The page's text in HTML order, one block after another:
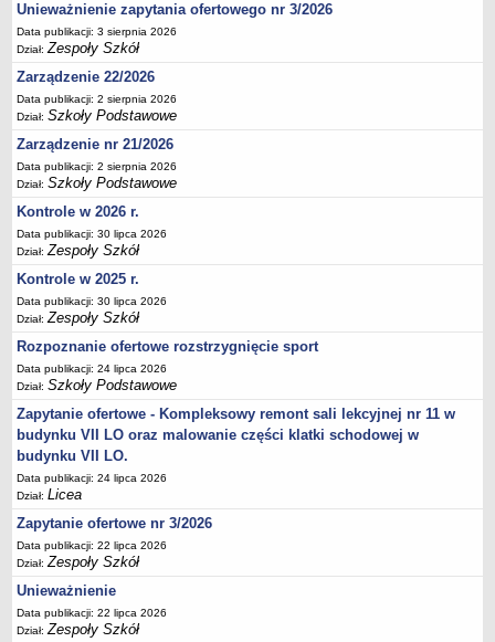
Zespół Poradni
BIURO FINANSÓW OŚWIATY
Dane podstawowe
Statut
Majątek
Godziny dyżurów
Ogłoszenia
Zarządzenia
Rejestry, ewidencje, archiwa
Kontrole
PONOWNE WYKORZYSTYWANIE
Sprawozdania
Deklaracja dostępności
DEKLARACJA DOSTĘPNOŚCI
OŚWIADCZENIA MAJĄTKOWE
PONOWNE WYKORZYSTYWANIE
UDOSTĘPNIANIE INFORMACJI PUBLICZNEJ
OCHRONA DANYCH OSOBOWYCH
Unieważnienie zapytania ofertowego nr 3/2026
Data publikacji: 3 sierpnia 2026
Dział:Zespoły Szkół
Zarządzenie 22/2026
Data publikacji: 2 sierpnia 2026
Dział:Szkoły Podstawowe
Zarządzenie nr 21/2026
Data publikacji: 2 sierpnia 2026
Dział:Szkoły Podstawowe
Kontrole w 2026 r.
Data publikacji: 30 lipca 2026
Dział:Zespoły Szkół
Kontrole w 2025 r.
Data publikacji: 30 lipca 2026
Dział:Zespoły Szkół
Rozpoznanie ofertowe rozstrzygnięcie sport
Data publikacji: 24 lipca 2026
Dział:Szkoły Podstawowe
Zapytanie ofertowe - Kompleksowy remont sali lekcyjnej nr 11 w
budynku VII LO oraz malowanie części klatki schodowej w
budynku VII LO.
Data publikacji: 24 lipca 2026
Dział:Licea
Zapytanie ofertowe nr 3/2026
Data publikacji: 22 lipca 2026
Dział:Zespoły Szkół
Unieważnienie
Data publikacji: 22 lipca 2026
Dział:Zespoły Szkół